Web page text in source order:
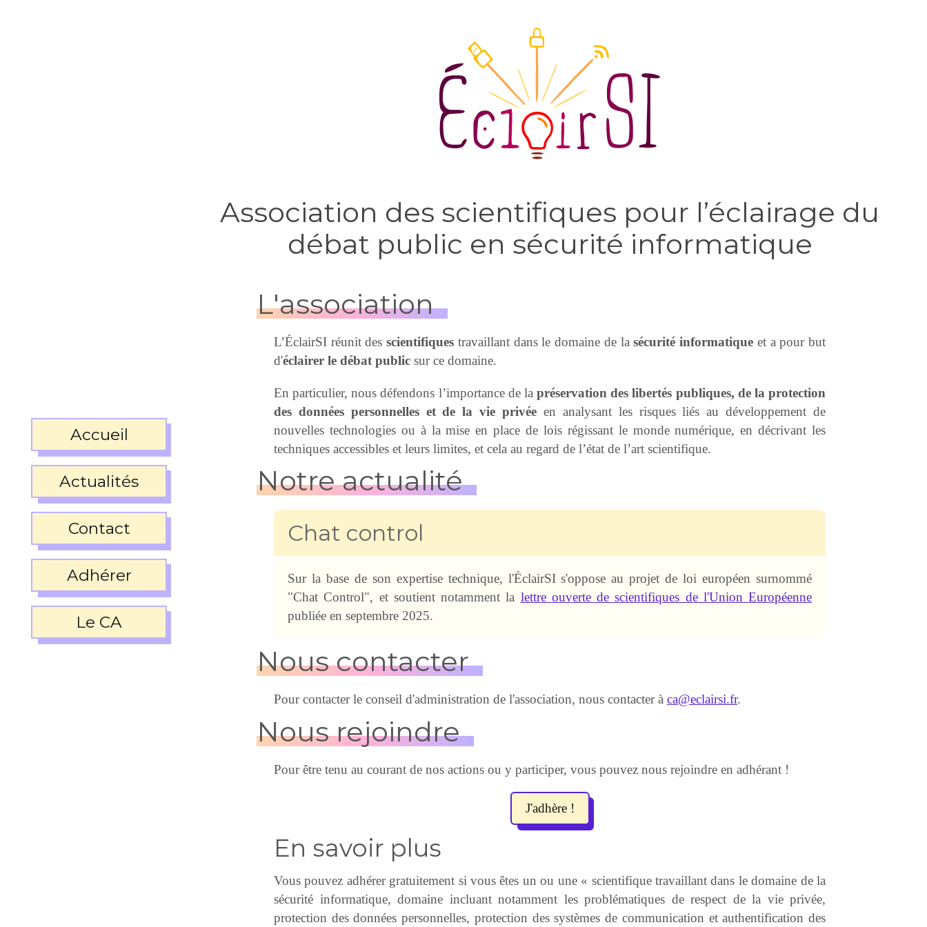
Accueil
Actualités
Contact
Adhérer
Le CA
Association des scientifiques pour l’éclairage du
débat public en sécurité informatique
L'association
L’ÉclairSI réunit desscientifiques travaillant dans le domaine de lasécurité informatique et a pour but
d'éclairer le débat public sur ce domaine.
En particulier, nous défendons l’importance de lapréservation des libertés publiques, de la protection
des données personnelles et de la vie privée en analysant les risques liés au développement de
nouvelles technologies ou à la mise en place de lois régissant le monde numérique, en décrivant les
techniques accessibles et leurs limites, et cela au regard de l’état de l’art scientifique.
Notre actualité
Chat control
Sur la base de son expertise technique, l'ÉclairSI s'oppose au projet de loi européen surnommé
"Chat Control", et soutient notamment la lettre ouverte de scientifiques de l'Union Européenne
publiée en septembre 2025.
Nous contacter
Pour contacter le conseil d'administration de l'association, nous contacter à ca@eclairsi.fr.
Nous rejoindre
Pour être tenu au courant de nos actions ou y participer, vous pouvez nous rejoindre en adhérant !
J'adhère !
En savoir plus
Vous pouvez adhérer gratuitement si vous êtes un ou une « scientifique travaillant dans le domaine de la
sécurité informatique, domaine incluant notamment les problématiques de respect de la vie privée,
protection des données personnelles, protection des systèmes de communication et authentification des